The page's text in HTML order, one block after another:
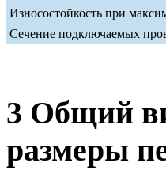
Износостойкость при
Сечение подключаемых
3 Общий
размеры